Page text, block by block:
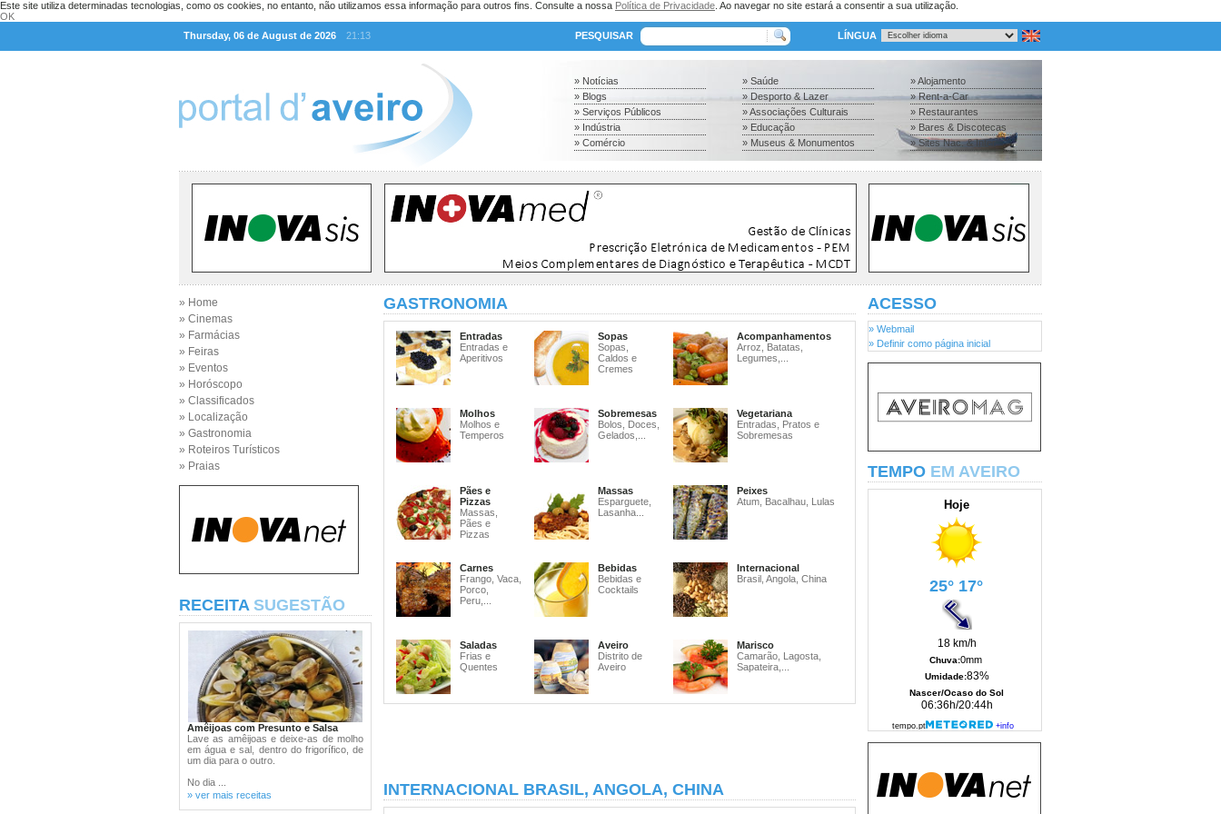
Este site utiliza determinadas tecnologias, como os cookies, no entanto, não utilizamos essa informação para outros fins. Consulte a nossa Política de Privacidade . Ao navegar no site estará a consentir a sua utilização.
OK
Thursday, 06 de August de 2026
21:13 PESQUISAR LÍNGUA
» Notícias
» Blogs
» Serviços Públicos
» Indústria
» Comércio
» Saúde
» Desporto & Lazer
» Associações Culturais
» Educação
» Museus & Monumentos
» Alojamento
» Rent-a-Car
» Restaurantes
» Bares & Discotecas
» Sites Nac. & Inter.
» Home
» Cinemas
» Farmácias
» Feiras
» Eventos
» Horóscopo
» Classificados
» Localização
» Gastronomia
» Roteiros Turísticos
» Praias
RECEITA SUGESTÃO
Amêijoas com Presunto e Salsa
Lave as amêijoas e deixe-as de molho
em água e sal, dentro do frigorífico, de
um dia para o outro.
No dia ...
» ver mais receitas
GASTRONOMIA
Entradas
Entradas e
Aperitivos
Sopas
Sopas,
Caldos e
Cremes
Acompanhamentos
Arroz, Batatas,
Legumes,...
Molhos
Molhos e
Temperos
Sobremesas
Bolos, Doces,
Gelados,...
Vegetariana
Entradas, Pratos e
Sobremesas
Pães e
Pizzas
Massas,
Pães e
Pizzas
Massas
Esparguete,
Lasanha...
Peixes
Atum, Bacalhau, Lulas
Carnes
Frango, Vaca,
Porco,
Peru,...
Bebidas
Bebidas e
Cocktails
Internacional
Brasil, Angola, China
Saladas
Frias e
Quentes
Aveiro
Distrito de
Aveiro
Marisco
Camarão, Lagosta,
Sapateira,...
INTERNACIONAL BRASIL, ANGOLA, CHINA
ACESSO
» Webmail
» Definir como página inicial
TEMPO EM AVEIRO